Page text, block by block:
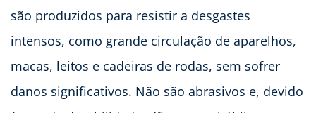
são produzidos para resistir a desgastes
intensos, como grande circulação de aparelhos,
macas, leitos e cadeiras de rodas, sem sofrer
danos significativos. Não são abrasivos e, devido